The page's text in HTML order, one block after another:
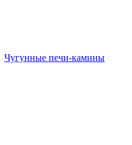
Чугунные печи-камины